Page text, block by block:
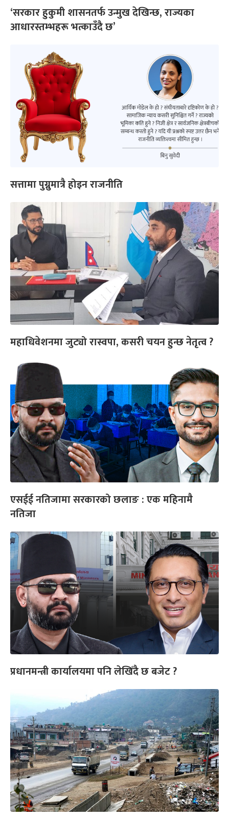
‘सरकार हुकुमी शासनतर्फ उन्मुख देखिन्छ, राज्यका
आधारस्तम्भहरू भत्काउँदै छ’
सत्तामा पुग्नुमात्रै होइन राजनीति
महाधिवेशनमा जुट्यो रास्वपा, कसरी चयन हुन्छ नेतृत्व ?
एसईई नतिजामा सरकारको छलाङ : एक महिनामै
नतिजा
प्रधानमन्त्री कार्यालयमा पनि लेखिँदै छ बजेट ?